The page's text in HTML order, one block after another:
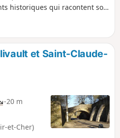
historiques qui racontent son
des ombrages du bois de
que le temps s'est
Cornevache.et Saint-Claude-
-20 m
et-Cher)